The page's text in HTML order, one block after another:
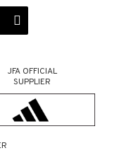
JFA OFFICIAL
SUPPLIER